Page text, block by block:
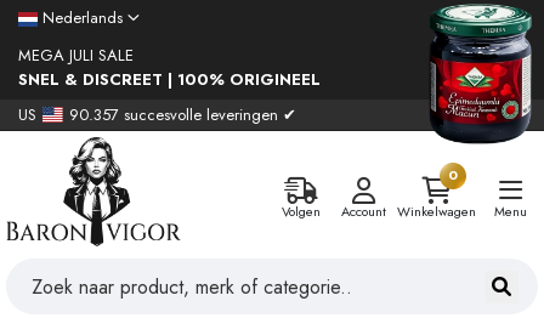
Nederlands
MEGA JULI SALE
SNEL & DISCREET | 100% ORIGINEEL
US
90.357 succesvolle leveringen ✔
Volgen Account
0
Winkelwagen
Menu